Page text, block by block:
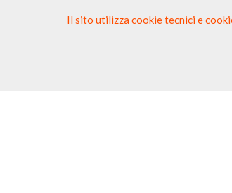
Il sito utilizza cookie tecnici e